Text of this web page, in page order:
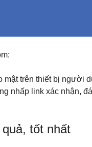
trên thiết bị người
nhấp link xác nhận,
tốt nhất